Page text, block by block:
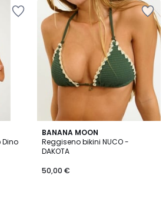
Dino
BANANA MOON
Reggiseno bikini NUCO -
DAKOTA
50,00 €